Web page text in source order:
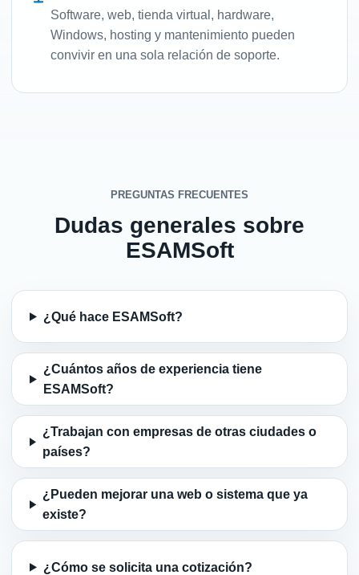
Software, web, tienda virtual, hardware,
Windows, hosting y mantenimiento pueden
convivir en una sola relación de soporte.
PREGUNTAS FRECUENTES
Dudas generales sobre
ESAMSoft
¿Qué hace ESAMSoft?
¿Cuántos años de experiencia tiene
ESAMSoft?
¿Trabajan con empresas de otras ciudades o
países?
¿Pueden mejorar una web o sistema que ya
existe?
¿Cómo se solicita una cotización?